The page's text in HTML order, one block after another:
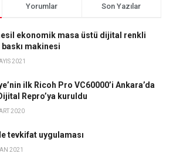
Yorumlar Son Yazılar
ekonomik masa üstü dijital renkli
makinesi
2021
ilk Ricoh Pro VC60000’i Ankara’da
Repro’ya kuruldu
2020
tevkifat uygulaması
2021